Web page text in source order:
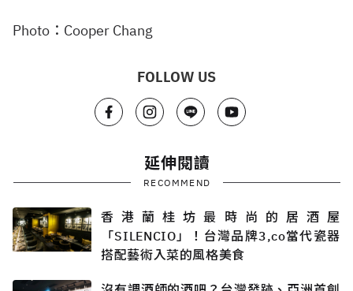
Photo：Cooper Chang
FOLLOW US
延伸閱讀
RECOMMEND
香港蘭桂坊最時尚的居酒屋
「SILENCIO」！台灣品牌3,co當代瓷器
搭配藝術入菜的風格美食